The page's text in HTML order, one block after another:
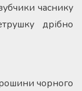
часнику
дрібно
чорного